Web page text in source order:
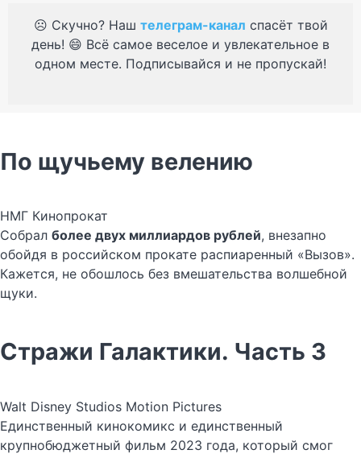
☹️ Скучно? Наш телеграм-канал спасёт твой
день! 😄 Всё самое веселое и увлекательное в
одном месте. Подписывайся и не пропускай!
По щучьему велению
НМГ Кинопрокат
Собрал более двух миллиардов рублей, внезапно
обойдя в российском прокате распиаренный «Вызов».
Кажется, не обошлось без вмешательства волшебной
щуки.
Стражи Галактики. Часть 3
Walt Disney Studios Motion Pictures
Единственный кинокомикс и единственный
крупнобюджетный фильм 2023 года, который смог